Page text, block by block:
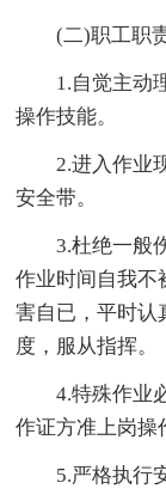
(二)职工职
1.自觉主动
操作技能。
2.进入作业
安全带。
3.杜绝一般
作业时间自我不
害自已，平时认
度，服从指挥。
4.特殊作业
作证方准上岗操
5.严格执行